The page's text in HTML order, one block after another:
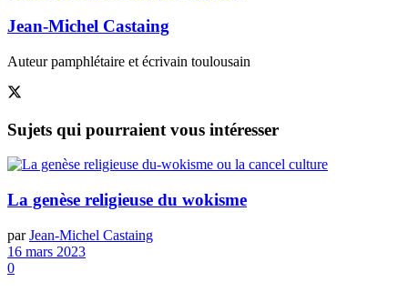
Jean-Michel Castaing
Auteur pamphlétaire et écrivain toulousain
Sujets qui pourraient vous intéresser
La genèse religieuse du wokisme
par Jean-Michel Castaing
16 mars 2023
0